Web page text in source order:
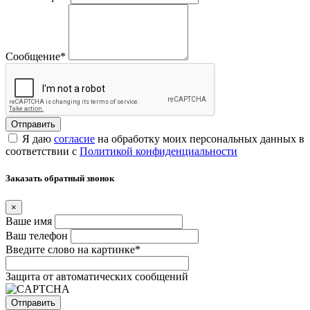
Сообщение*
Я даю согласие на обработку моих персональных данных в
соответствии с Политикой конфиденциальности
Заказать обратный звонок
×
Ваше имя
Ваш телефон
Введите слово на картинке*
Защита от автоматических сообщений